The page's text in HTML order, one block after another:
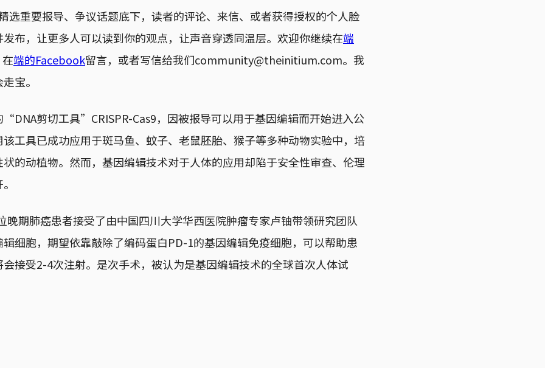
选重要报导、争议话题底下，读者的评论、来信、或者获得授权的个人脸
布，让更多人可以读到你的观点，让声音穿透同温层。欢迎你继续在端
端的Facebook留言，或者写信给我们community@theinitium.com。我
宝。
剪切工具”CRISPR-Cas9，因被报导可以用于基因编辑而开始进入公
工具已成功应用于斑马鱼、蚊子、老鼠胚胎、猴子等多种动物实验中，培
的动植物。然而，基因编辑技术对于人体的应用却陷于安全性审查、伦理
晚期肺癌患者接受了由中国四川大学华西医院肿瘤专家卢铀带领研究团队
细胞，期望依靠敲除了编码蛋白PD-1的基因编辑免疫细胞，可以帮助患
接受2-4次注射。是次手术，被认为是基因编辑技术的全球首次人体试